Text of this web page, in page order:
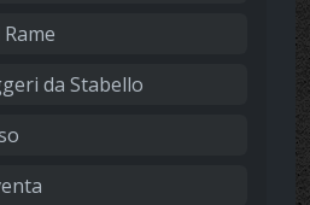
da Stabello